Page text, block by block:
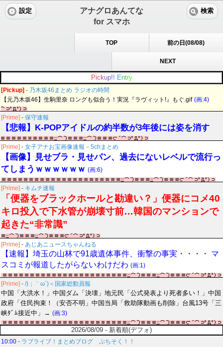
アナグロあんてな
for スマホ
設定 検索
TOP 前の日(08/08)
NEXT
Pic kup!! Entry
[Pickup] - 乃木坂46まとめ ラジオの時間
【元乃木坂46】生駒里奈 ロングも似合う！実況『ラヴィット!』もぐ.gif (画:4)
[Prime] - 保守速報
【悲報】K-POPアイドルの約半数が3年後には姿を消す
[Prime] - 女子アナお宝画像速報－5chまとめ
【画像】見せブラ・見せパン、過去にないレベルで流行っ
てしまうｗｗｗｗｗｗ (画:6)
[Prime] - キムチ速報
「便器をブラックホールと勘違い？」便器にコメ40
キロ投入で下水管が崩壊寸前…韓国のマンションで
起きた“非常識”
[Prime] - あじあニュースちゃんねる
【速報】埼玉の山林で91歳遺体事件、衝撃の事実・・・・ マ
スコミが報道したがらないわけだわ (画:1)
[Prime] - /)；｀ω´)＜国家総動員報
中国「大洪水！」中国ダム「決壊」地元民「公式発表より死者多い！」中国
政府「住民拘束！（安否不明」中国当局「救助隊動画も削除」台風13号「三
峡ﾀﾞﾑ接近中」→ (画:3)
2026/08/09 - 新着順(デフォ)
10:00 - ラブライブ！まとめブログ ぷちそく！！